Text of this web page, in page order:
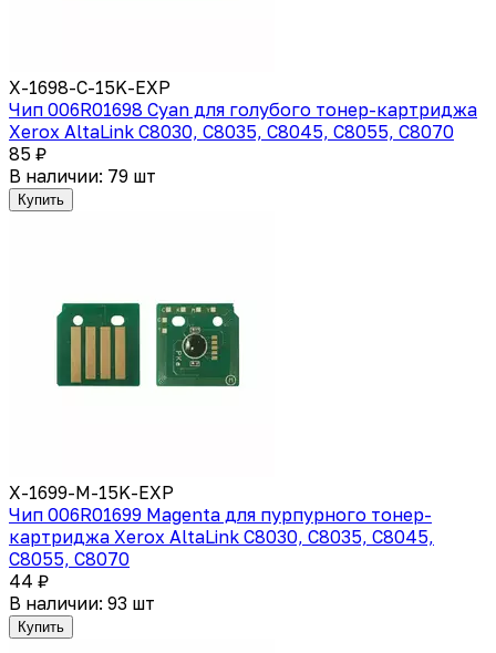
X-1698-C-15K-EXP
Чип 006R01698 Cyan для голубого тонер-картриджа
Xerox AltaLink C8030, C8035, C8045, C8055, C8070
85 ₽
В наличии: 79 шт
Купить
X-1699-M-15K-EXP
Чип 006R01699 Magenta для пурпурного тонер-
картриджа Xerox AltaLink C8030, C8035, C8045,
C8055, C8070
44 ₽
В наличии: 93 шт
Купить